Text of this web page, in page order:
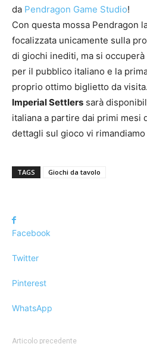
da Pendragon Game Studio!
Con questa mossa Pendragon
focalizzata unicamente sulla
di giochi inediti, ma si
per il pubblico italiano e la
proprio ottimo biglietto da visita.
Imperial Settlers sarà
italiana a partire dai primi mesi
dettagli sul gioco vi rimandiamo
TAGS Giochi da tavolo
Facebook
Twitter
Pinterest
WhatsApp
Articolo precedente